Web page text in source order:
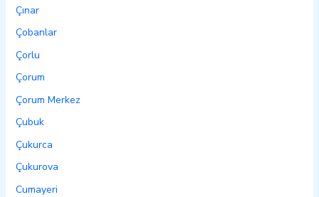
Çınar
Çobanlar
Çorlu
Çorum
Çorum Merkez
Çubuk
Çukurca
Çukurova
Cumayeri